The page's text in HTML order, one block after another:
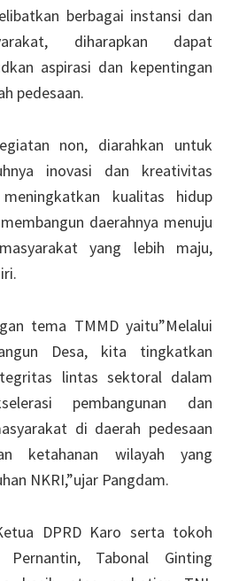
berbagai instansi dan
diharapkan dapat
aspirasi dan kepentingan
pedesaan.
non, diarahkan untuk
inovasi dan kreativitas
kualitas hidup
daerahnya menuju
yang lebih maju,
tema TMMD yaitu”Melalui
Desa, kita tingkatkan
lintas sektoral dalam
pembangunan dan
di daerah pedesaan
ketahanan wilayah yang
NKRI,”ujar Pangdam.
DPRD Karo serta tokoh
Pernantin, Tabonal Ginting